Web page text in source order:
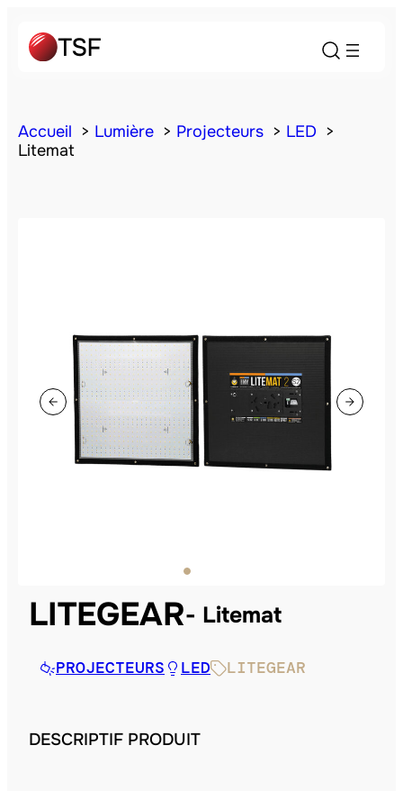
Accueil Lumière Projecteurs
LED
Litemat
LITEGEAR Litemat
PROJECTEURS LED LITEGEAR
DESCRIPTIF PRODUIT